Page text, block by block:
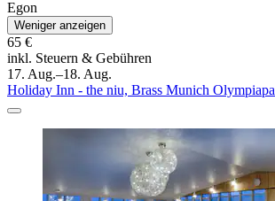
Egon
Weniger anzeigen
65 €
inkl. Steuern & Gebühren
17. Aug.–18. Aug.
Holiday Inn - the niu, Brass Munich